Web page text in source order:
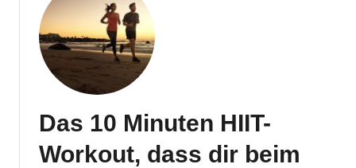
Das 10 Minuten HIIT-
Workout, dass dir beim